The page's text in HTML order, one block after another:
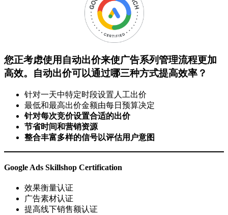
您正考虑使用自动出价来使广告系列管理流程更加
高效。自动出价可以通过哪三种方式提高效率？
针对一天中特定时段设置人工出价
最低和最高出价金额由每日预算决定
针对每次竞价设置合适的出价
节省时间和营销资源
整合丰富多样的信号以评估用户意图
Google Ads Skillshop Certification
效果衡量认证
广告素材认证
提高线下销售额认证